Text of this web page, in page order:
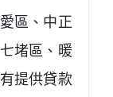
區、中正
堵區、暖
提供貸款